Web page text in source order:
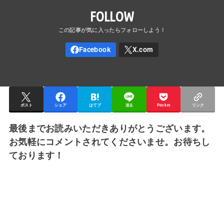
FOLLOW
ポスト シェア はてブ 送る Pocket リンク
最後までお読みいただきありがとうございます。
お気軽にコメントされてくださいませ。お待ちし
ております！